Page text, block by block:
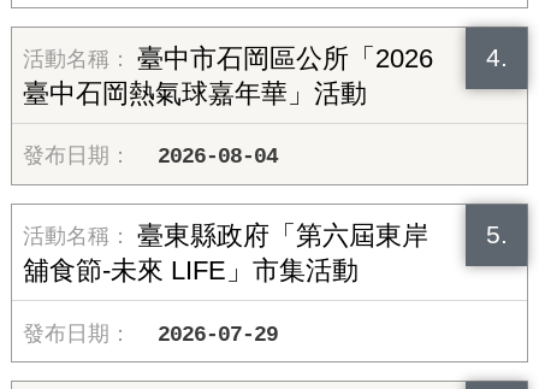
4.
臺中市石岡區公所「2026
臺中石岡熱氣球嘉年華」活動
2026-08-04
5.
臺東縣政府「第六屆東岸
舖食節-未來 LIFE」市集活動
2026-07-29